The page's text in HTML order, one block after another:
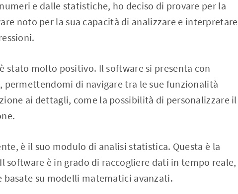
e dalle statistiche, ho deciso di provare per la
noto per la sua capacità di analizzare e interpretare
stato molto positivo. Il software si presenta con
di navigare tra le sue funzionalità
ai dettagli, come la possibilità di personalizzare il
è il suo modulo di analisi statistica. Questa è la
è in grado di raccogliere dati in tempo reale,
su modelli matematici avanzati.